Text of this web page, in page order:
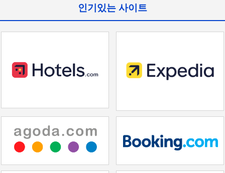
인기있는 사이트